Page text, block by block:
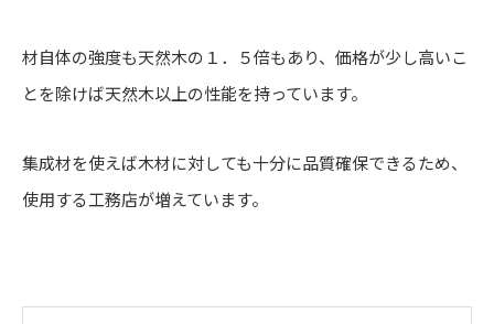
材自体の強度も天然木の１．５倍もあり、価格が少し高いこ
とを除けば天然木以上の性能を持っています。
集成材を使えば木材に対しても十分に品質確保できるため、
使用する工務店が増えています。